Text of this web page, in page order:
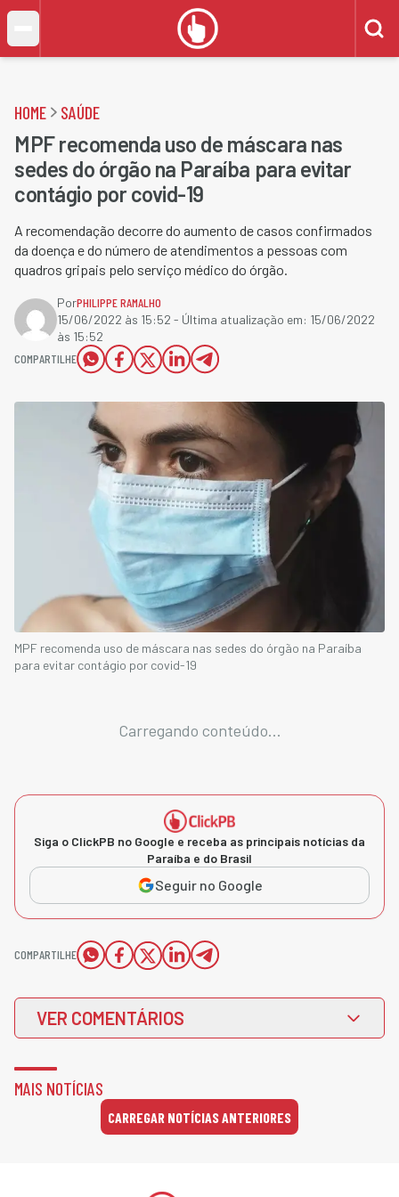
HOME SAÚDE
MPF recomenda uso de máscara nas
sedes do órgão na Paraíba para evitar
contágio por covid-19
A recomendação decorre do aumento de casos confirmados
da doença e do número de atendimentos a pessoas com
quadros gripais pelo serviço médico do órgão.
PorPHILIPPE RAMALHO
15/06/2022 às 15:52 - Última atualização em: 15/06/2022
às 15:52
COMPARTILHE
MPF recomenda uso de máscara nas sedes do órgão na Paraíba
para evitar contágio por covid-19
Carregando conteúdo...
Siga o ClickPB no Google e receba as principais notícias da
Paraíba e do Brasil
Seguir no Google
COMPARTILHE
VER COMENTÁRIOS
MAIS NOTÍCIAS
CARREGAR NOTÍCIAS ANTERIORES